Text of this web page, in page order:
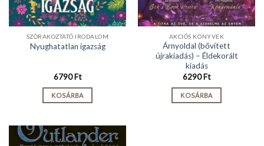
SZÓRAKOZTATÓ IRODALOM
Nyughatatlan igazság
6790Ft
KOSÁRBA
AKCIÓS KÖNYVEK
Árnyoldal (bővített
újrakiadás) – Éldekorált
kiadás
6290Ft
KOSÁRBA